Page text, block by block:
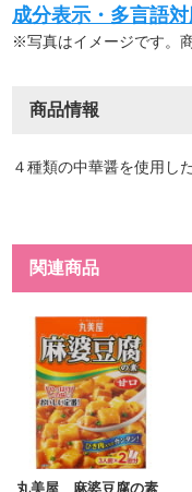
成分表示・多言
※写真はイメージです。
商品情報
４種類の中華醤を使用し
関連商品
丸美屋 麻婆豆腐の素